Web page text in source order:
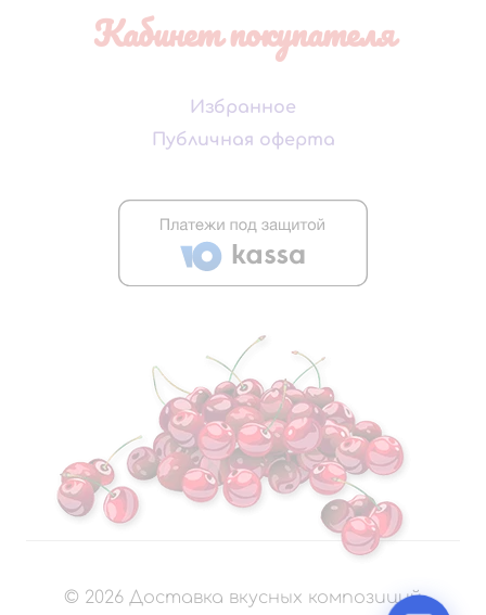
Кабинет покупателя
Избранное
Публичная оферта
© 2026 Доставка вкусных композиций